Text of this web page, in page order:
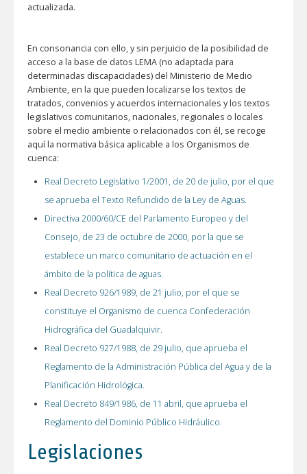
actualizada.
En consonancia con ello, y sin perjuicio de la posibilidad de
acceso a la base de datos LEMA (no adaptada para
determinadas discapacidades) del Ministerio de Medio
Ambiente, en la que pueden localizarse los textos de
tratados, convenios y acuerdos internacionales y los textos
legislativos comunitarios, nacionales, regionales o locales
sobre el medio ambiente o relacionados con él, se recoge
aquí la normativa básica aplicable a los Organismos de
cuenca:
Real Decreto Legislativo 1/2001, de 20 de julio, por el que
se aprueba el Texto Refundido de la Ley de Aguas.
Directiva 2000/60/CE del Parlamento Europeo y del
Consejo, de 23 de octubre de 2000, por la que se
establece un marco comunitario de actuación en el
ámbito de la política de aguas.
Real Decreto 926/1989, de 21 julio, por el que se
constituye el Organismo de cuenca Confederación
Hidrográfica del Guadalquivir.
Real Decreto 927/1988, de 29 julio, que aprueba el
Reglamento de la Administración Pública del Agua y de la
Planificación Hidrológica.
Real Decreto 849/1986, de 11 abril, que aprueba el
Reglamento del Dominio Público Hidráulico.
Legislaciones